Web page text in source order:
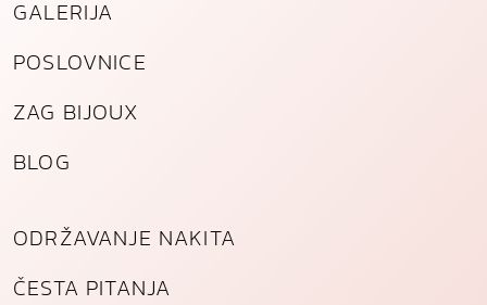
GALERIJA
POSLOVNICE
ZAG BIJOUX
BLOG
ODRŽAVANJE NAKITA
ČESTA PITANJA